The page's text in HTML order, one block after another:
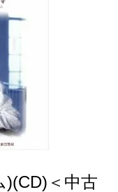
＜中古